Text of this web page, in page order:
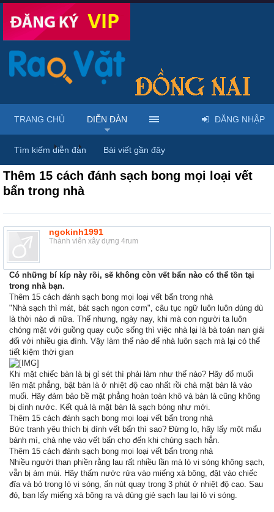
Diễn đàn ... Rao vặt tổng hợp - Uy tín - Miễn phí
Thêm 15 cách đánh sạch bong mọi loại vết
bẩn trong nhà
ngokinh1991
Thành viên xây dựng 4rum
Có những bí kíp này rồi, sẽ không còn vết bẩn nào có thể tồn tại
trong nhà bạn.
Thêm 15 cách đánh sạch bong mọi loại vết bẩn trong nhà
"Nhà sạch thì mát, bát sạch ngon cơm", câu tục ngữ luôn luôn đúng dù
là thời nào đi nữa. Thế nhưng, ngày nay, khi mà con người ta luôn
chóng mặt với guồng quay cuộc sống thì việc nhà lại là bà toán nan giải
đối với nhiều gia đình. Vậy làm thế nào để nhà luôn sạch mà lại có thể
tiết kiệm thời gian
Khi mặt chiếc bàn là bị gỉ sét thì phải làm như thế nào? Hãy đổ muối
lên mặt phẳng, bật bàn là ở nhiệt độ cao nhất rồi chà mặt bàn là vào
muối. Hãy đảm bảo bề mặt phẳng hoàn toàn khô và bàn là cũng không
bị dính nước. Kết quả là mặt bàn là sạch bóng như mới.
Thêm 15 cách đánh sạch bong mọi loại vết bẩn trong nhà
Bức tranh yêu thích bị dính vết bẩn thì sao? Đừng lo, hãy lấy một mẩu
bánh mì, chà nhẹ vào vết bẩn cho đến khi chúng sạch hẳn.
Thêm 15 cách đánh sạch bong mọi loại vết bẩn trong nhà
Nhiều người than phiền rằng lau rất nhiều lần mà lò vi sóng không sạch,
vẫn bị ám mùi. Hãy thấm nước rửa vào miếng xà bông, đặt vào chiếc
đĩa và bỏ trong lò vi sóng, ấn nút quay trong 3 phút ở nhiệt độ cao. Sau
đó, bạn lấy miếng xà bông ra và dùng giẻ sạch lau lại lò vi sóng.
TRANG CHỦ DIỄN ĐÀN
Tìm kiếm diễn đàn Bài viết gần đây
ĐĂNG NHẬP